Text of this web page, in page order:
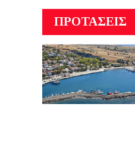
ΠΡΟΤΑΣΕΙΣ